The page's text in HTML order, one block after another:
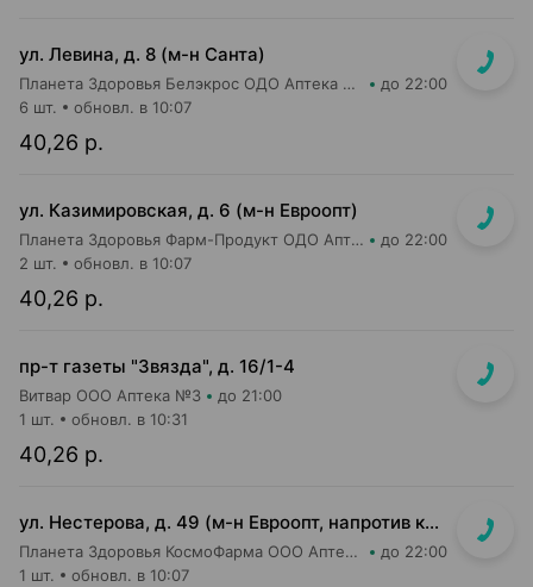
ул. Левина, д. 8 (м-н Санта)
Планета Здоровья Белэкрос ОДО Аптека №5 до 22:00
40,26 р.
6 шт. обновл. в 10:07
ул. Казимировская, д. 6 (м-н Евроопт)
Планета Здоровья Фарм-Продукт ОДО Аптека №7 до 22:00
40,26 р.
2 шт. обновл. в 10:07
пр-т газеты "Звязда", д. 16/1-4
Витвар ООО Аптека №3 до 21:00
40,26 р.
1 шт. обновл. в 10:31
ул. Нестерова, д. 49 (м-н Евроопт, напротив касс)
Планета Здоровья КосмоФарма ООО Аптека №5 до 22:00
1 шт. обновл. в 10:07